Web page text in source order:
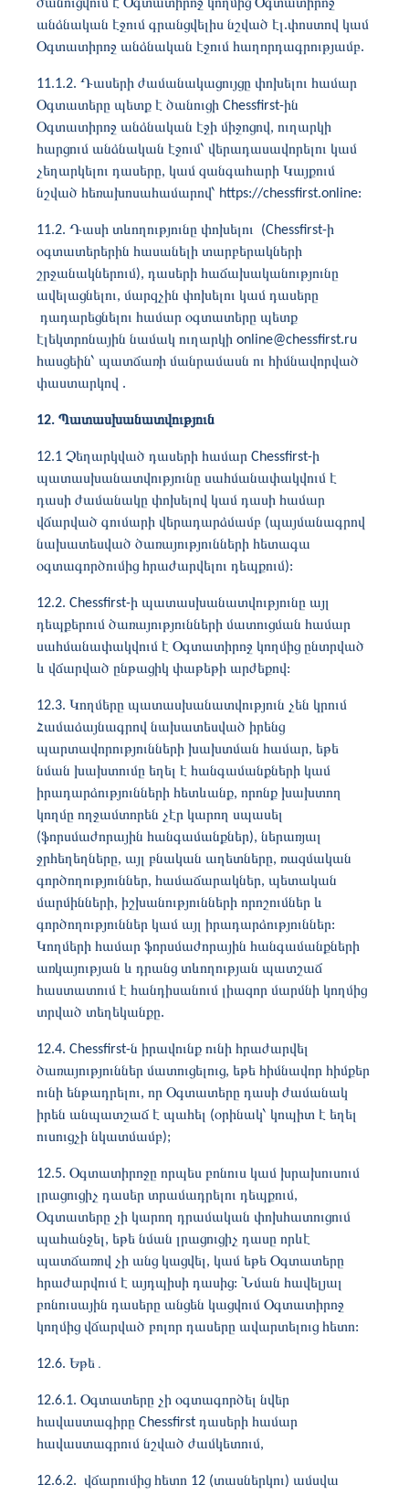
ծանուցվում է Օգտատիրոջ կողմից Օգտատիրոջ
անձնական էջում գրանցվելիս նշված էլ.փոստով կամ
Օգտատիրոջ անձնական էջում հաղորդագրությամբ.
11.1.2. Դասերի ժամանակացույցը փոխելու համար
Օգտատերը պետք է ծանուցի Chessfirst-ին
Օգտատիրոջ անձնական էջի միջոցով, ուղարկի
հարցում անձնական էջում՝ վերադասավորելու կամ
չեղարկելու դասերը, կամ զանգահարի Կայքում
նշված հեռախոսահամարով՝ https://chessfirst.online:
11.2. Դասի տևողությունը փոխելու (Chessfirst-ի
օգտատերերին հասանելի տարբերակների
շրջանակներում), դասերի հաճախականությունը
ավելացնելու, մարզչին փոխելու կամ դասերը
դադարեցնելու համար օգտատերը պետք
էլեկտրոնային նամակ ուղարկի online@chessfirst.ru
հասցեին՝ պատճառի մանրամասն ու հիմնավորված
փաստարկով .
12. Պատասխանատվություն
12.1 Չեղարկված դասերի համար Chessfirst-ի
պատասխանատվությունը սահմանափակվում է
դասի ժամանակը փոխելով կամ դասի համար
վճարված գումարի վերադարձմամբ (պայմանագրով
նախատեսված ծառայությունների հետագա
օգտագործումից հրաժարվելու դեպքում):
12.2. Chessfirst-ի պատասխանատվությունը այլ
դեպքերում ծառայությունների մատուցման համար
սահմանափակվում է Օգտատիրոջ կողմից ընտրված
և վճարված ընթացիկ փաթեթի արժեքով:
12.3. Կողմերը պատասխանատվություն չեն կրում
Համաձայնագրով նախատեսված իրենց
պարտավորությունների խախտման համար, եթե
նման խախտումը եղել է հանգամանքների կամ
իրադարձությունների հետևանք, որոնք խախտող
կողմը ողջամտորեն չէր կարող սպասել
(ֆորսմաժորային հանգամանքներ), ներառյալ
ջրհեղեղները, այլ բնական աղետները, ռազմական
գործողություններ, համաճարակներ, պետական ​​
մարմինների, իշխանությունների որոշումներ և
գործողություններ կամ այլ իրադարձություններ:
Կողմերի համար ֆորսմաժորային հանգամանքների
առկայության և դրանց տևողության պատշաճ
հաստատում է հանդիսանում լիազոր մարմնի կողմից
տրված տեղեկանքը.
12.4. Chessfirst-ն իրավունք ունի հրաժարվել
ծառայություններ մատուցելուց, եթե հիմնավոր հիմքեր
ունի ենթադրելու, որ Օգտատերը դասի ժամանակ
իրեն անպատշաճ է պահել (օրինակ՝ կոպիտ է եղել
ուսուցչի նկատմամբ);
12.5. Օգտատիրոջը որպես բոնուս կամ խրախուսում
լրացուցիչ դասեր տրամադրելու դեպքում,
Օգտատերը չի կարող դրամական փոխհատուցում
պահանջել, եթե նման լրացուցիչ դասը որևէ
պատճառով չի անց կացվել, կամ եթե Օգտատերը
հրաժարվում է այդպիսի դասից: Նման հավելյալ
բոնուսային դասերը անցեն կացվում Օգտատիրոջ
կողմից վճարված բոլոր դասերը ավարտելուց հետո:
12.6. Եթե ․
12.6.1. Օգտատերը չի օգտագործել նվեր
հավաստագիրը Chessfirst դասերի համար
հավաստագրում նշված ժամկետում,
12.6.2. վճարումից հետո 12 (տասներկու) ամսվա